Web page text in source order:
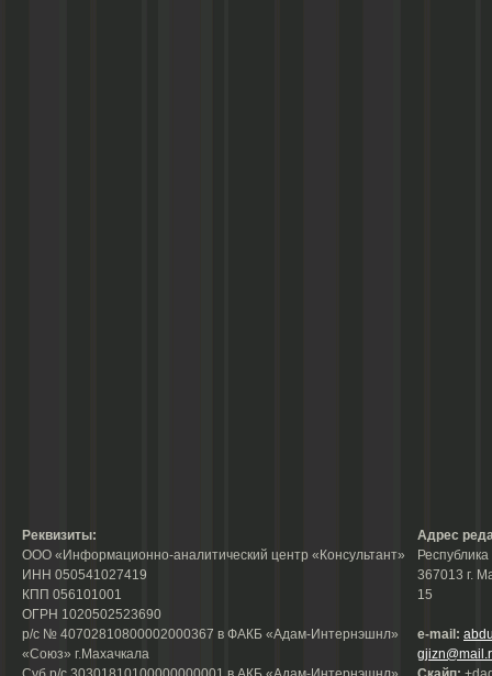
Реквизиты:
ООО «Информационно-аналитический центр «Консультант»
ИНН 050541027419
КПП 056101001
ОГРН 1020502523690
р/с № 40702810800002000367 в ФАКБ «Адам-Интернэшнл»
«Союз» г.Махачкала
Адрес
367013 г.
15
e-mail: